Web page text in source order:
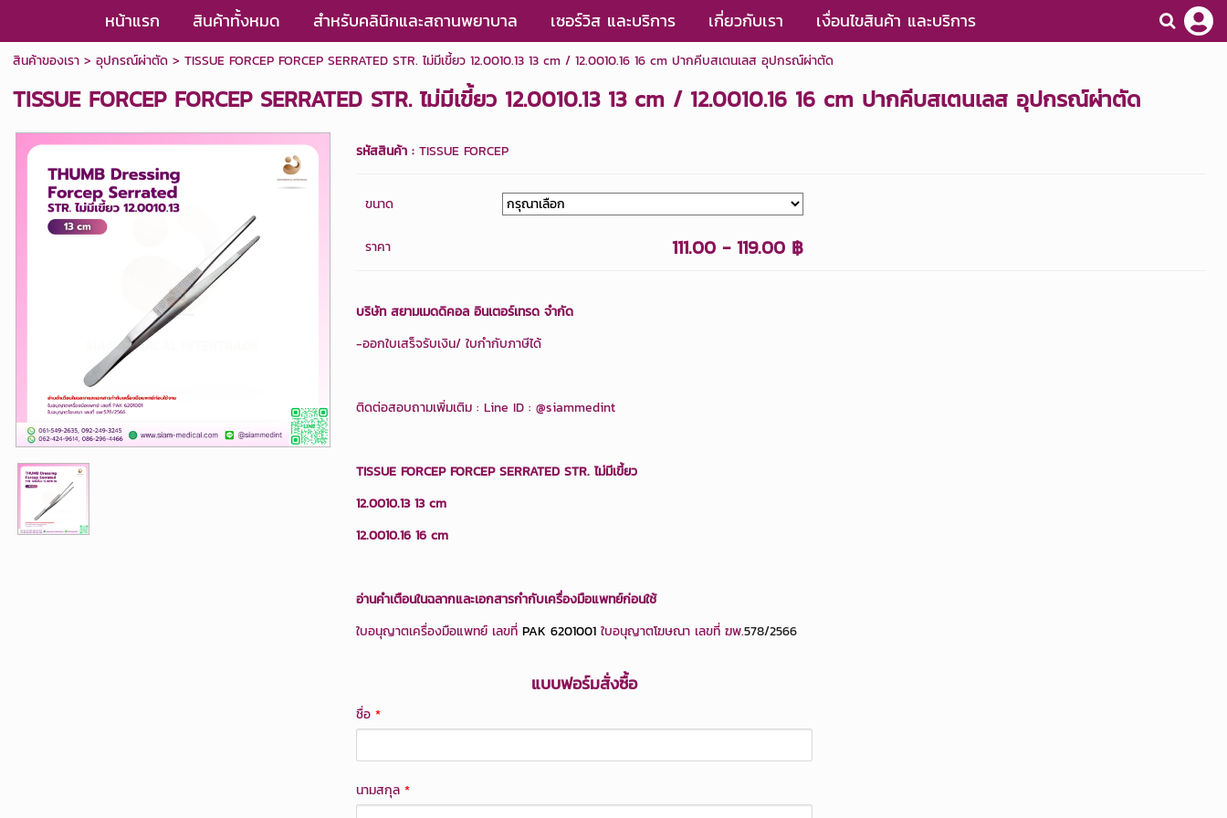
หน้าแรก สินค้าทั้งหมด สำหรับคลินิกและสถานพยาบาล เซอร์วิส และบริการ เกี่ยวกับเรา เงื่อนไขสินค้า และบริการ
สินค้าของเรา> อุปกรณ์ผ่าตัด> TISSUE FORCEP FORCEP SERRATED STR. ไม่มีเขี้ยว 12.0010.13 13 cm / 12.0010.16 16 cm ปากคีบสเตนเลส อุปกรณ์ผ่าตัด
TISSUE FORCEP FORCEP SERRATED STR. ไม่มีเขี้ยว 12.0010.13 13 cm / 12.0010.16 16 cm ปากคีบสเตนเลส อุปกรณ์ผ่าตัด
รหัสสินค้า : TISSUE FORCEP
ขนาด
ราคา 111.00 - 119.00 ฿
บริษัท สยามเมดดิคอล อินเตอร์เทรด จำกัด
-ออกใบเสร็จรับเงิน/ ใบกำกับภาษีได้
ติดต่อสอบถามเพิ่มเติม : Line ID : @siammedint
TISSUE FORCEP FORCEP SERRATED STR. ไม่มีเขี้ยว
12.0010.13 13 cm
12.0010.16 16 cm
อ่านคำเตือนในฉลากและเอกสารกำกับเครื่องมือแพทย์ก่อนใช้
ใบอนุญาตเครื่องมือแพทย์ เลขที่ PAK 6201001ใบอนุญาตโฆษณา เลขที่ ฆพ.578/2566
แบบฟอร์มสั่งซื้อ
ชื่อ *
นามสกุล *